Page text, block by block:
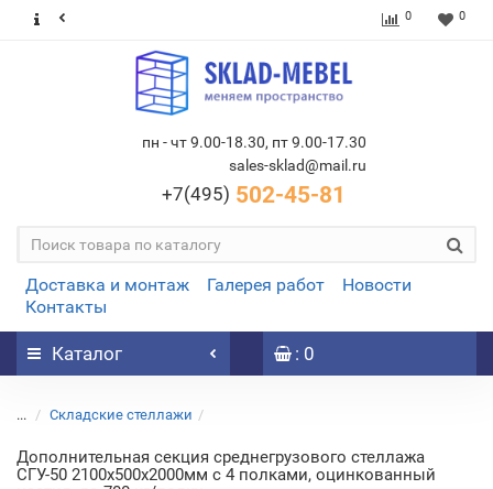
0 0
пн - чт 9.00-18.30, пт 9.00-17.30
sales-sklad@mail.ru
+7(495) 502-45-81
Доставка и монтаж Галерея работ
Новости
Контакты
Каталог : 0
... Складские стеллажи
Дополнительная секция среднегрузового стеллажа
СГУ-50 2100х500х2000мм с 4 полками, оцинкованный